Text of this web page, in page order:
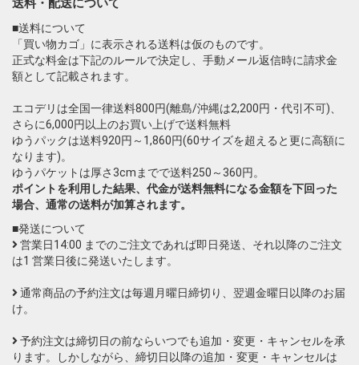
送料・配送について
■送料について
「買い物カゴ」に表示される送料は仮のものです。
正式な料金は下記のルールで決定し、手動メール返信時に請求金
額として記載されます。
エコデリは全国一律送料800円(離島/沖縄は2,200円・代引不可)、
さらに6,000円以上のお買い上げで送料無料
ゆうパックは送料920円～1,860円(60サイズを超えると更に高額に
なります)。
ゆうパケットは厚さ3cmまでで送料250～360円。
ポイントを利用した結果、代金が送料無料になる金額を下回った
場合、通常の送料が加算されます。
■発送について
営業日14:00 までのご注文であれば即日発送、それ以降のご注文
は1 営業日後に発送いたします。
通常商品の予約注文は毎週月曜日締切り、翌週金曜日以降のお届
け。
予約注文は締切日の前ならいつでも追加・変更・キャンセルを承
ります。しかしながら、締切日以降の追加・変更・キャンセルは